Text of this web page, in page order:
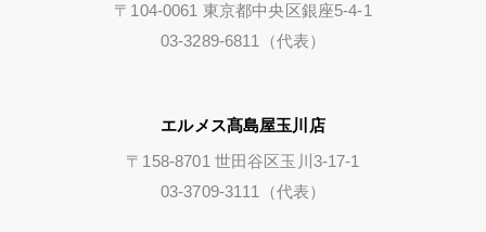
〒104-0061 東京都中央区銀座5-4-1
03-3289-6811（代表）
エルメス髙島屋玉川店
〒158-8701 世田谷区玉川3-17-1
03-3709-3111（代表）